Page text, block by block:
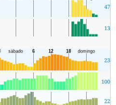
47
13
23
1009
22